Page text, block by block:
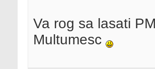
Va rog sa lasati
Multumesc